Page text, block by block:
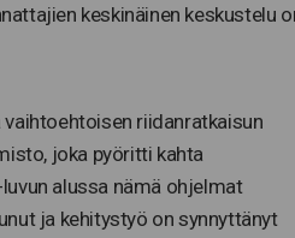
keskinäinen keskustelu
riidanratkaisun
joka pyöritti kahta
alussa nämä ohjelmat
ja kehitystyö on synnyttänyt